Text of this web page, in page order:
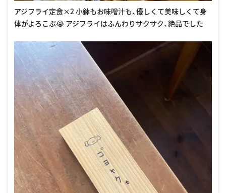
アジフライ定食×2 小鉢もお味噌汁も、優しくて美味しくて身
体がよろこぶ😭 アジフライはふんわりサクサク、絶品でした